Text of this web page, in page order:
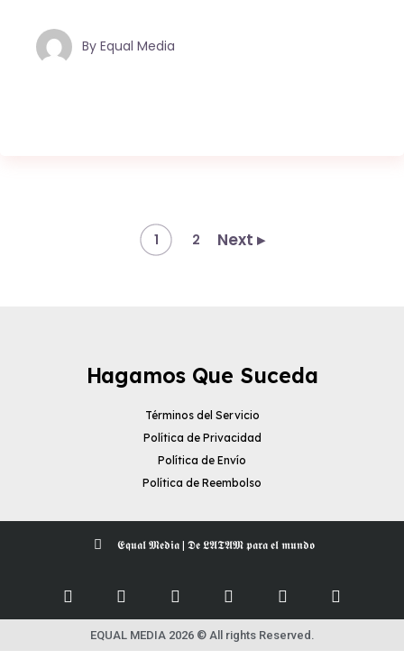
By Equal Media
1 2 Next ▸
Hagamos Que Suceda
Términos del Servicio
Política de Privacidad
Política de Envío
Política de Reembolso
𝕰𝖖𝖚𝖆𝖑 𝕸𝖊𝖉𝖎𝖆 | 𝕯𝖊 𝕷𝕬𝕿𝕬𝕸 𝖕𝖆𝖗𝖆 𝖊𝖑 𝖒𝖚𝖓𝖉𝖔
EQUAL MEDIA 2026 © All rights Reserved.